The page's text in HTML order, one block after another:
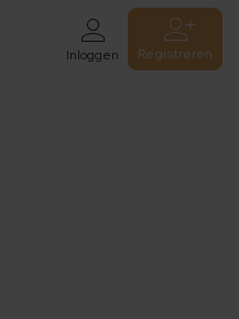
Inloggen Registreren